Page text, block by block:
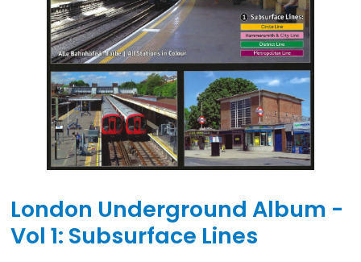
London Underground Album -
Vol 1: Subsurface Lines